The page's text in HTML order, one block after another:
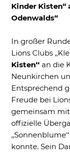
Kinder Kisten“
Odenwalds“
In großer
Lions Clubs
Kisten‘‘an die
Neunkirchen
Entsprechend
Freude bei
gemeinsam
offizielle
konnte. Sein
Diese
Website
auf